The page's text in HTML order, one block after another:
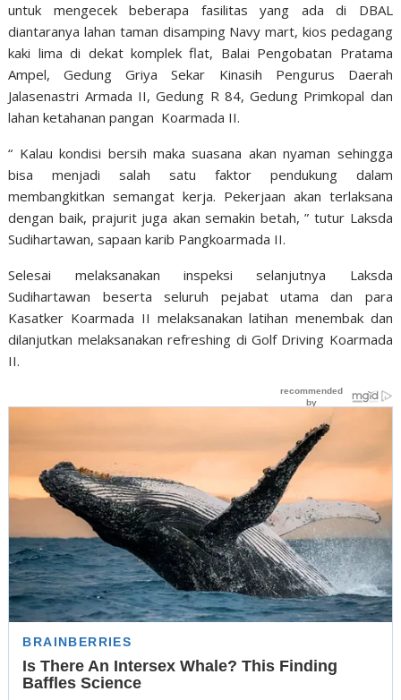
untuk mengecek beberapa fasilitas yang ada di DBAL
diantaranya lahan taman disamping Navy mart, kios pedagang
kaki lima di dekat komplek flat, Balai Pengobatan Pratama
Ampel, Gedung Griya Sekar Kinasih Pengurus Daerah
Jalasenastri Armada II, Gedung R 84, Gedung Primkopal dan
lahan ketahanan pangan Koarmada II.
“ Kalau kondisi bersih maka suasana akan nyaman sehingga
bisa menjadi salah satu faktor pendukung dalam
membangkitkan semangat kerja. Pekerjaan akan terlaksana
dengan baik, prajurit juga akan semakin betah, ” tutur Laksda
Sudihartawan, sapaan karib Pangkoarmada II.
Selesai melaksanakan inspeksi selanjutnya Laksda
Sudihartawan beserta seluruh pejabat utama dan para
Kasatker Koarmada II melaksanakan latihan menembak dan
dilanjutkan melaksanakan refreshing di Golf Driving Koarmada
II.